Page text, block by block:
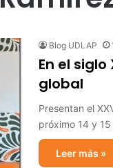
Blog UDLAP
En el
global
Presentan el
próximo 14 y
Leer más »